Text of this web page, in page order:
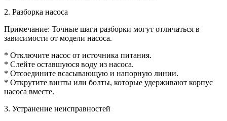
2. Разборка насоса
Примечание: Точные шаги разборки могут отличаться в
зависимости от модели насоса.
* Отключите насос от источника питания.
* Слейте оставшуюся воду из насоса.
* Отсоедините всасывающую и напорную линии.
* Открутите винты или болты, которые удерживают корпус
насоса вместе.
3. Устранение неисправностей